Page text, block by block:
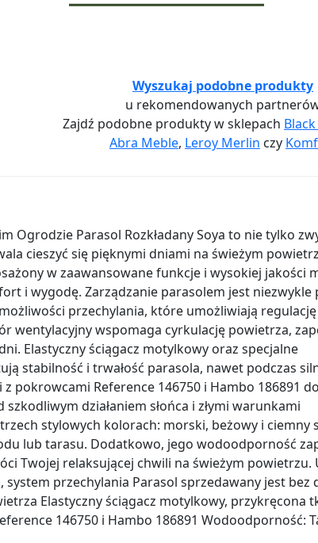
Wyszukaj podobne produkty
u rekomendowanych
Zajdź podobne produkty w sklepach
Abra Meble, Leroy Merlin czy
Ogrodzie Parasol Rozkładany Soya to nie tylko
cieszyć się pięknymi dniami na świeżym
w zaawansowane funkcje i wysokiej jakości
i wygodę. Zarządzanie parasolem jest niezwykle
przechylania, które umożliwiają
wentylacyjny wspomaga cyrkulację powietrza,
Elastyczny ściągacz motylkowy oraz specjalne
stabilność i trwałość parasola, nawet podczas
Reference 146750 i Hambo 186891
działaniem słońca i złymi warunkami
stylowych kolorach: morski, beżowy i ciemny
lub tarasu. Dodatkowo, jego wodoodporność
Twojej relaksującej chwili na świeżym powietrzu.
przechylania Parasol sprzedawany jest bez
Elastyczny ściągacz motylkowy, przykręcona
146750 i Hambo 186891 Wodoodporność: